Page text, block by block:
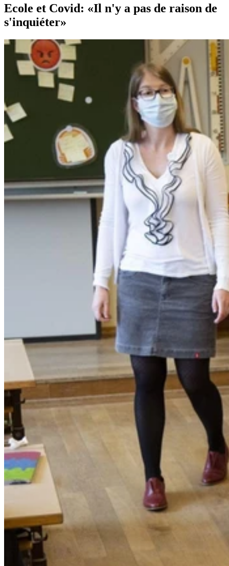
Ecole et Covid: «Il n'y a pas de raison de
s'inquiéter»